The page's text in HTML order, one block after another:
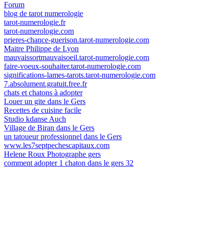
Forum
blog de tarot numerologie
tarot-numerologie.fr
tarot-numerologie.com
prieres-chance-guerison.tarot-numerologie.com
Maitre Philippe de Lyon
mauvaissortmauvaisoeil.tarot-numerologie.com
faire-voeux-souhaiter.tarot-numerologie.com
significations-lames-tarots.tarot-numerologie.com
7.absolument.gratuit.free.fr
chats et chatons à adopter
Louer un gite dans le Gers
Recettes de cuisine facile
Studio kdanse Auch
Village de Biran dans le Gers
un tatoueur professionnel dans le Gers
www.les7septpechescapitaux.com
Helene Roux Photographe gers
comment adopter 1 chaton dans le gers 32